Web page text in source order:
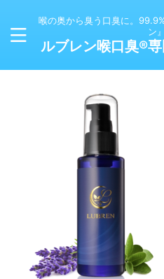
喉の奥から臭う口臭に。
ン』
ルブレン喉口臭®